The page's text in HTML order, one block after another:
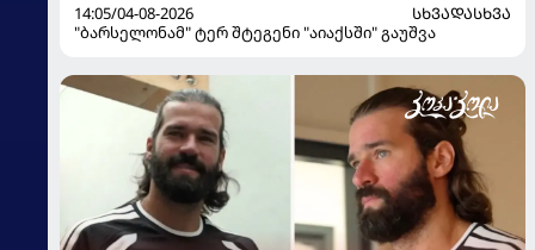
14:05/04-08-2026
ᲡᲮᲕᲐᲓᲐᲡᲮᲕᲐ
"ბარსელონამ" ტერ შტეგენი "აიაქსში" გაუშვა